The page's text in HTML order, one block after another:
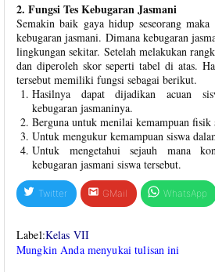
2. Fungsi Tes Kebugaran Jasmani
Semakin baik gaya hidup seseorang
kebugaran jasmani. Dimana kebugaran
lingkungan sekitar. Setelah melakukan
dan diperoleh skor seperti tabel di atas.
tersebut memiliki fungsi sebagai berikut.
Hasilnya dapat dijadikan acuan
kebugaran jasmaninya.
Berguna untuk menilai kemampuan fisik
Untuk mengukur kemampuan siswa
Untuk mengetahui sejauh mana
kebugaran jasmani siswa tersebut.
Twitter GMail WhatsApp
Label:Kelas VII
Mungkin Anda menyukai tulisan ini